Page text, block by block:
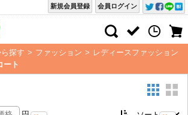
会員ログイン
新規会員登録
探す > ファッション > レディースファッション
ート